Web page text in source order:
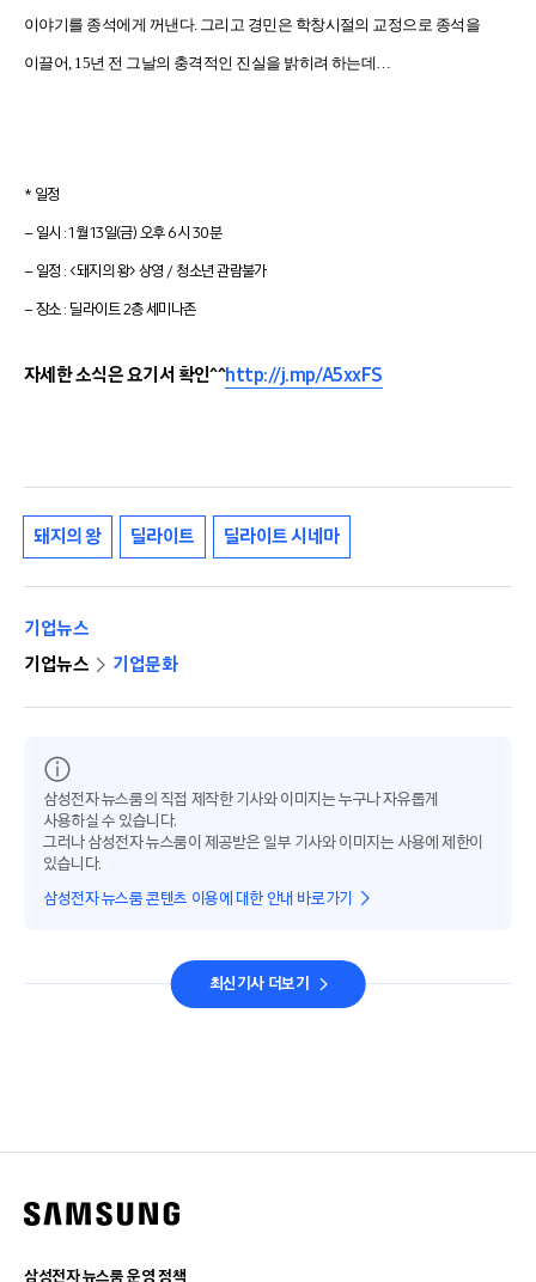
이야기를 종석에게 꺼낸다. 그리고 경민은 학창시절의 교정으로 종석을
이끌어, 15년 전 그날의 충격적인 진실을 밝히려 하는데…
* 일정
– 일시 : 1월 13일(금)오후 6시 30분
– 일정 : <돼지의 왕>상영 / 청소년 관람불가
– 장소 : 딜라이트 2층 세미나존
자세한 소식은 요기서 확인^^http://j.mp/A5xxFS
돼지의 왕 딜라이트 딜라이트 시네마
기업뉴스
기업뉴스
기업문화
삼성전자 뉴스룸의 직접 제작한 기사와 이미지는 누구나 자유롭게
사용하실 수 있습니다.
그러나 삼성전자 뉴스룸이 제공받은 일부 기사와 이미지는 사용에 제한이
있습니다.
삼성전자 뉴스룸 콘텐츠 이용에 대한 안내 바로가기
최신기사 더보기
삼성전자 뉴스룸 운영 정책